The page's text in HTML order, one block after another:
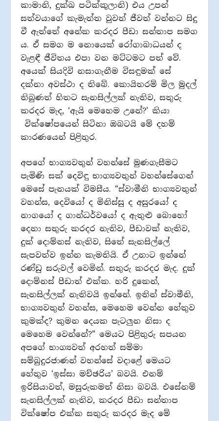
කාමානි, දුක්ඛ පටික්කූලානි) එය උපන්
සත්වයාගේ කැමැත්ත වුවත් ජීවත් වන්නට සිදු
වී ඇත්තේ අනේක කරදර පීඩා සන්තාප සමග
ය. ඒ සමග ම නොයෙක් රෝගාබාධයන් ද
වැළඳී ජීවිතය එපා වන මට්ටමට පත් වේ.
අයෙක් සියදිවි නසාගැනීම විසඳුමක් සේ
දක්නා අවස්ථා ද තිබේ. කොයිතරම් මිල මුදල්
තිබුණත් හිතට සැනසිල්ලක් නැතිව, සතුරු
කරදර මැද, ‘ඇයි මෙහෙම උනේ?’ කියා
වික්ෂෝපයෙන් සිටිනා ඔබටයි මේ දහම්
කාරණයෙන් පිළිතුර.
අපගේ භාග්‍යවතුන් වහන්සේ මුණගැසීමට
පැමිණි සක් දෙවිඳු භාග්‍යවතුන් වහන්සේගෙන්
මෙසේ පැනයක් විමසීය. “ස්වාමීනි භාග්‍යවතුන්
වහන්ස, දෙවියෝ ද මිනිස්සු ද අසුරයෝ ද
නාගයෝ ද ගාන්ධර්වයෝ ද ඇතුළු බොහෝ
දෙනා සතුරු කරදර නැතිව, පීඩාවක් නැතිව,
දුක් දොම්නස් නැතිව, සිතේ සැනසිල්ලේ
සැපවත්ව ඉන්න කැමතියි. ඒ උනාට ඉන්නේ
රණ්ඩු සරුවල් වෙමින්. සතුරු කරදර මැද. දුක්
දොම්නස් පීඩාත් එක්ක. හරි දුකෙන්,
සැනසිල්ලක් නැතිවයි ඉන්නේ. ඉතින් ස්වාමීනි,
භාග්‍යවතුන් වහන්ස, මෙහෙම වෙන්න හේතුව
කුමක්ද? කුමන දෙයක පැටලුන නිසා ද
මෙහෙම වෙන්නේ?” මෙයට පිළිතුරු සපයන
අපගේ භාග්‍යවත් අරහත් සම්මා
සම්බුදුරජාණන් වහන්සේ වදාළේ මෙයට
හේතුව ‘ඉස්සා මච්ඡරිය’ බවයි. එනම්
ඉරිසියාවත්, මසුරුකමත් නිසා බවයි. එසේනම්
සැනසිල්ලක් නැතිව, කරදර පීඩා සන්තාප
වික්ෂෝප එක්ක සතුරු කරදර මැද මේ